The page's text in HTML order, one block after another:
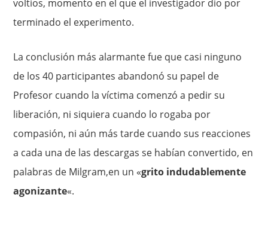
voltios, momento en el que el investigador dio por
terminado el experimento.
La conclusión más alarmante fue que casi ninguno
de los 40 participantes abandonó su papel de
Profesor cuando la víctima comenzó a pedir su
liberación, ni siquiera cuando lo rogaba por
compasión, ni aún más tarde cuando sus reacciones
a cada una de las descargas se habían convertido, en
palabras de Milgram,en un «grito indudablemente
agonizante«.